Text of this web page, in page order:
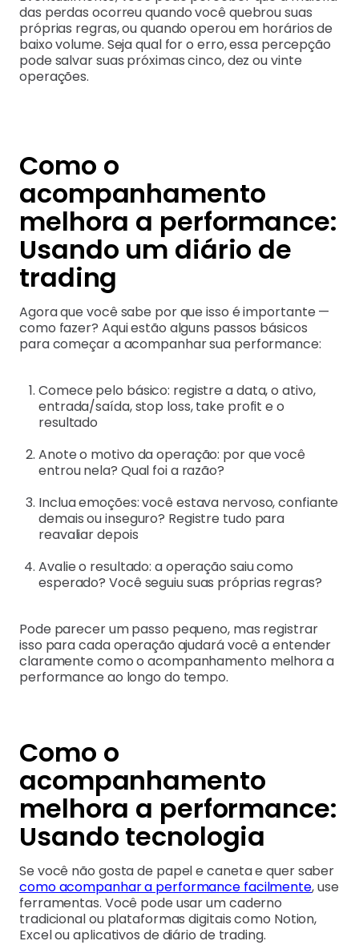
das perdas ocorreu quando você quebrou suas
próprias regras, ou quando operou em horários de
baixo volume. Seja qual for o erro, essa percepção
pode salvar suas próximas cinco, dez ou vinte
operações.
Como o
acompanhamento
melhora a performance:
Usando um diário de
trading
Agora que você sabe por que isso é importante —
como fazer? Aqui estão alguns passos básicos
para começar a acompanhar sua performance:
Comece pelo básico: registre a data, o ativo,
entrada/saída, stop loss, take profit e o
resultado
Anote o motivo da operação: por que você
entrou nela? Qual foi a razão?
Inclua emoções: você estava nervoso, confiante
demais ou inseguro? Registre tudo para
reavaliar depois
Avalie o resultado: a operação saiu como
esperado? Você seguiu suas próprias regras?
Pode parecer um passo pequeno, mas registrar
isso para cada operação ajudará você a entender
claramente como o acompanhamento melhora a
performance ao longo do tempo.
Como o
acompanhamento
melhora a performance:
Usando tecnologia
Se você não gosta de papel e caneta e quer saber
como acompanhar a performance facilmente, use
ferramentas. Você pode usar um caderno
tradicional ou plataformas digitais como Notion,
Excel ou aplicativos de diário de trading.